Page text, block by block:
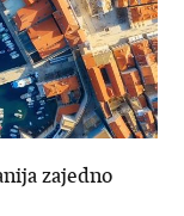
zajedno